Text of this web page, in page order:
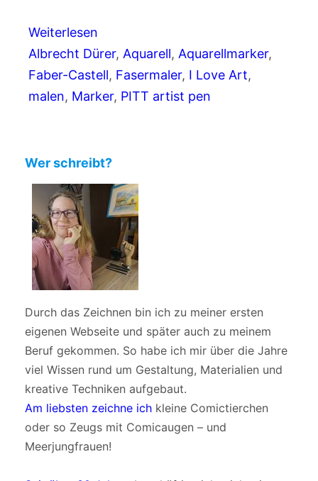
Weiterlesen
Albrecht Dürer, Aquarell, Aquarellmarker
Faber-Castell, Fasermaler, I Love Art
malen, Marker, PITT artist pen
Wer schreibt?
Durch das Zeichnen bin ich zu meiner ersten
eigenen Webseite und später auch zu meinem
Beruf gekommen. So habe ich mir über die Jahre
viel Wissen rund um Gestaltung, Materialien und
kreative Techniken aufgebaut.
Am liebsten zeichne ichkleine Comictierchen
oder so Zeugs mit Comicaugen – und
Meerjungfrauen!